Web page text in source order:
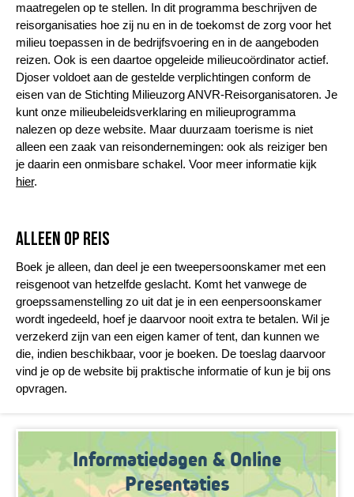
maatregelen op te stellen. In dit programma beschrijven de
reisorganisaties hoe zij nu en in de toekomst de zorg voor het
milieu toepassen in de bedrijfsvoering en in de aangeboden
reizen. Ook is een daartoe opgeleide milieucoördinator actief.
Djoser voldoet aan de gestelde verplichtingen conform de
eisen van de Stichting Milieuzorg ANVR-Reisorganisatoren. Je
kunt onze milieubeleidsverklaring en milieuprogramma
nalezen op deze website. Maar duurzaam toerisme is niet
alleen een zaak van reisondernemingen: ook als reiziger ben
je daarin een onmisbare schakel. Voor meer informatie kijk
hier.
Alleen op reis
Boek je alleen, dan deel je een tweepersoonskamer met een
reisgenoot van hetzelfde geslacht. Komt het vanwege de
groepssamenstelling zo uit dat je in een eenpersoonskamer
wordt ingedeeld, hoef je daarvoor nooit extra te betalen. Wil je
verzekerd zijn van een eigen kamer of tent, dan kunnen we
die, indien beschikbaar, voor je boeken. De toeslag daarvoor
vind je op de website bij praktische informatie of kun je bij ons
opvragen.
Informatiedagen & Online
Presentaties